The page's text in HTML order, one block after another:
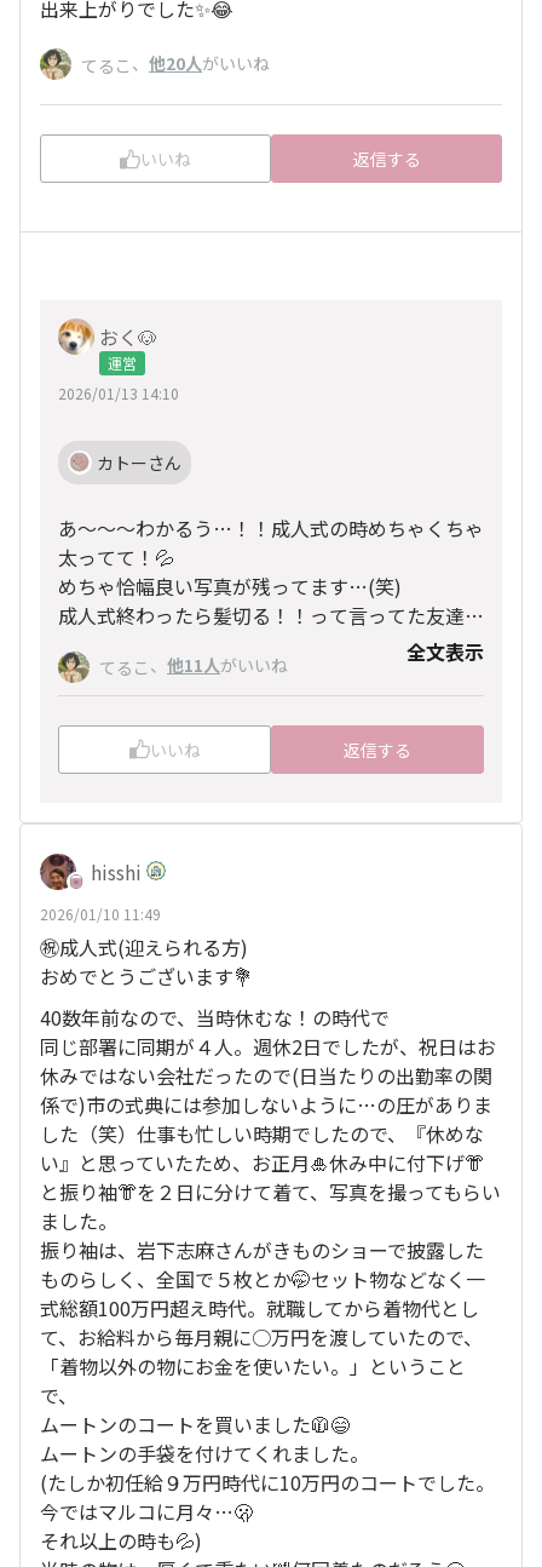
出来上がりでした✨😂
てるこ 、 他20人がいいね
いいね 返信する
おく🐶
運営
2026/01/13 14:10
カトーさん
あ～～～わかるう…！！成人式の時めちゃくちゃ
太ってて！💦
めちゃ恰幅良い写真が残ってます…(笑)
成人式終わったら髪切る！！って言ってた友達も
多かった思い出があります…🥰カトーさんのコメ
ントで思い出しました💡
てるこ 、 他11人がいいね 全文表示
いいね 返信する
hisshi
2026/01/10 11:49
㊗️成人式(迎えられる方)
おめでとうございます💐
40数年前なので、当時休むな！の時代で
同じ部署に同期が４人。週休2日でしたが、祝日はお
休みではない会社だったので(日当たりの出勤率の関
係で)市の式典には参加しないように…の圧がありま
した（笑）仕事も忙しい時期でしたので、『休めな
い』と思っていたため、お正月🎍休み中に付下げ👘
と振り袖👘を２日に分けて着て、写真を撮ってもらい
ました。
振り袖は、岩下志麻さんがきものショーで披露した
ものらしく、全国で５枚とか🤭セット物などなく一
式総額100万円超え時代。就職してから着物代とし
て、お給料から毎月親に○万円を渡していたので、
「着物以外の物にお金を使いたい。」ということ
で、
ムートンのコートを買いました🧥😄
ムートンの手袋を付けてくれました。
(たしか初任給９万円時代に10万円のコートでした。
今ではマルコに月々…🫢
それ以上の時も💦)